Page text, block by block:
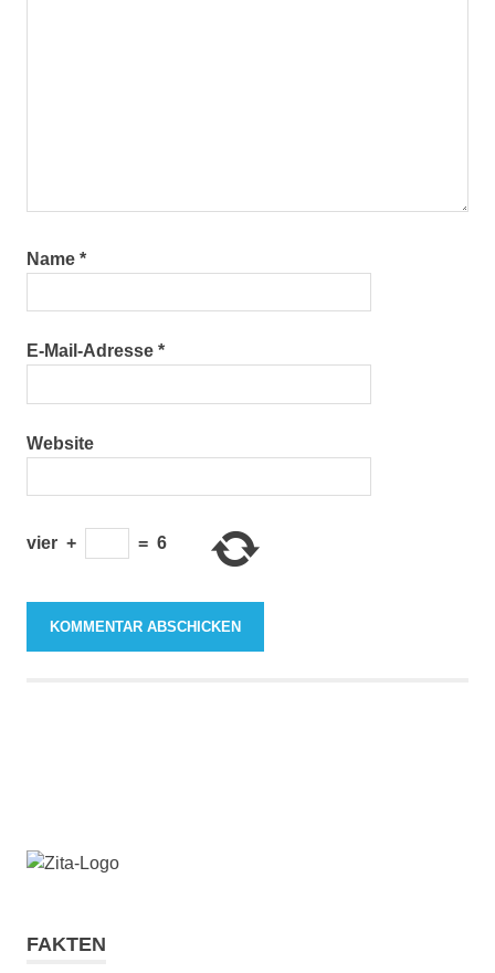
Name *
E-Mail-Adresse *
Website
vier + = 6
FAKTEN